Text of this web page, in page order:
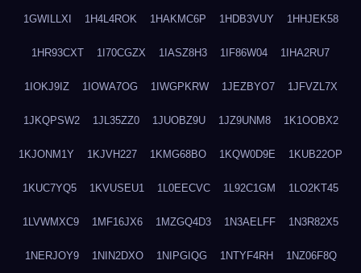
1GWILLXI 1H4L4ROK 1HAKMC6P 1HDB3VUY 1HHJEK58
1HR93CXT 1I70CGZX 1IASZ8H3 1IF86W04 1IHA2RU7
1IOKJ9IZ 1IOWA7OG 1IWGPKRW 1JEZBYO7 1JFVZL7X
1JKQPSW2 1JL35ZZ0 1JUOBZ9U 1JZ9UNM8 1K1OOBX2
1KJONM1Y 1KJVH227 1KMG68BO 1KQW0D9E 1KUB22OP
1KUC7YQ5 1KVUSEU1 1L0EECVC 1L92C1GM 1LO2KT45
1LVWMXC9 1MF16JX6 1MZGQ4D3 1N3AELFF 1N3R82X5
1NERJOY9 1NIN2DXO 1NIPGIQG 1NTYF4RH 1NZ06F8Q